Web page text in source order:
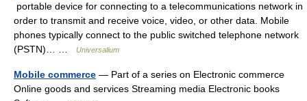
portable device for connecting to a telecommunications network in
order to transmit and receive voice, video, or other data. Mobile
phones typically connect to the public switched telephone network
(PSTN)… …
Universalium
Mobile commerce — Part of a series on Electronic commerce
Online goods and services Streaming media Electronic books